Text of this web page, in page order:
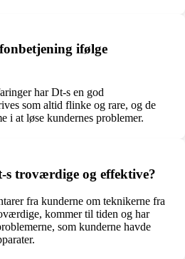
ifølge
har Dt-s en god
som altid flinke og rare, og de
i at løse kundernes problemer.
troværdige og effektive?
fra kunderne om teknikerne fra
kommer til tiden og har
som kunderne havde